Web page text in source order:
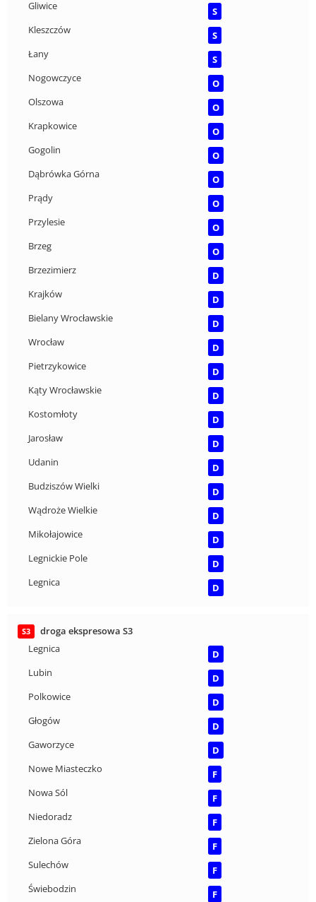
Gliwice
S
Kleszczów
S
Łany
S
Nogowczyce
O
Olszowa
O
Krapkowice
O
Gogolin
O
Dąbrówka Górna
O
Prądy
O
Przylesie
O
Brzeg
O
Brzezimierz
D
Krajków
D
Bielany Wrocławskie
D
Wrocław
D
Pietrzykowice
D
Kąty Wrocławskie
D
Kostomłoty
D
Jarosław
D
Udanin
D
Budziszów Wielki
D
Wądroże Wielkie
D
Mikołajowice
D
Legnickie Pole
D
Legnica
D
S3
droga ekspresowa S3
Legnica
D
Lubin
D
Polkowice
D
Głogów
D
Gaworzyce
D
Nowe Miasteczko
F
Nowa Sól
F
Niedoradz
F
Zielona Góra
F
Sulechów
F
Świebodzin
F